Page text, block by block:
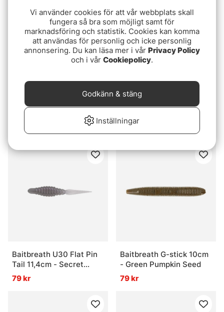
Baitbreath G-stick 10cm
- Green Pumpkin/Red
79 kr
Baitbreath U30 Flat Pin
Chart
Baitbreath U30 Flat Pin
Tail 11,4cm - Secret
Wakasagi
79 kr
Baitbreath G-stick 10cm
- Green Pumpkin Seed
79 kr
Vi använder cookies för att vår webbplats skall
fungera så bra som möjligt samt för
marknadsföring och statistik. Cookies kan komma
att användas för personlig och icke personlig
annonsering. Du kan läsa mer i vår Privacy Policy
och i vår Cookiepolicy.
Inställningar
Godkänn & stäng